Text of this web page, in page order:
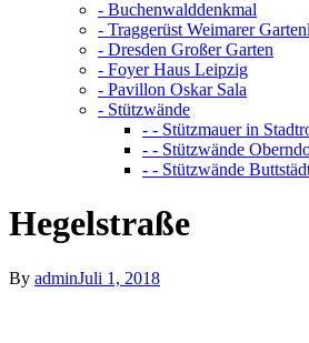
- Buchenwalddenkmal
- Traggerüst Weimarer
- Dresden Großer Garten
- Foyer Haus Leipzig
- Pavillon Oskar Sala
- Stützwände
- - Stützmauer in
- - Stützwände
- - Stützwände
Hegelstraße
By adminJuli 1, 2018